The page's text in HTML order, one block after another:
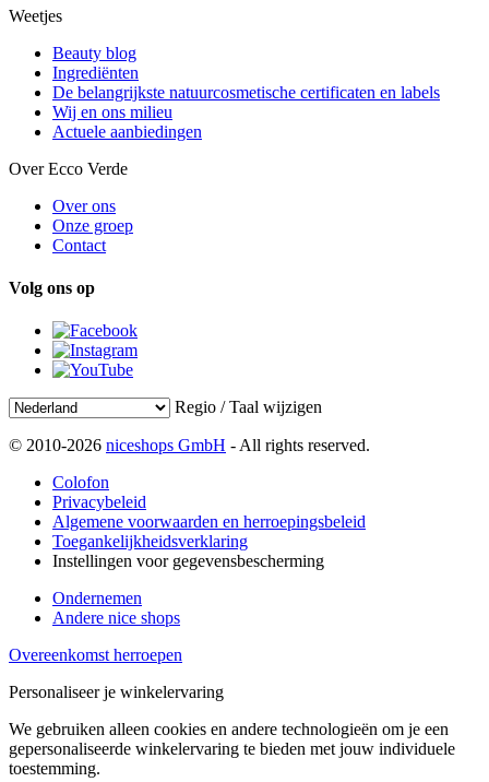
Weetjes
Beauty blog
Ingrediënten
De belangrijkste natuurcosmetische certificaten en labels
Wij en ons milieu
Actuele aanbiedingen
Over Ecco Verde
Over ons
Onze groep
Contact
Volg ons op
Regio / Taal wijzigen
© 2010-2026 niceshops GmbH - All rights reserved.
Colofon
Privacybeleid
Algemene voorwaarden en herroepingsbeleid
Toegankelijkheidsverklaring
Instellingen voor gegevensbescherming
Ondernemen
Andere nice shops
Overeenkomst herroepen
Personaliseer je winkelervaring
We gebruiken alleen cookies en andere technologieën om je een
gepersonaliseerde winkelervaring te bieden met jouw individuele
toestemming.